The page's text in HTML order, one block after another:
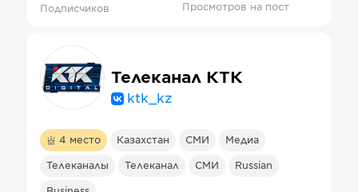
Подписчиков Просмотров на пост
Телеканал КТК
ktk_kz
4 место Казахстан СМИ Медиа
Телеканалы Телеканал СМИ Russian